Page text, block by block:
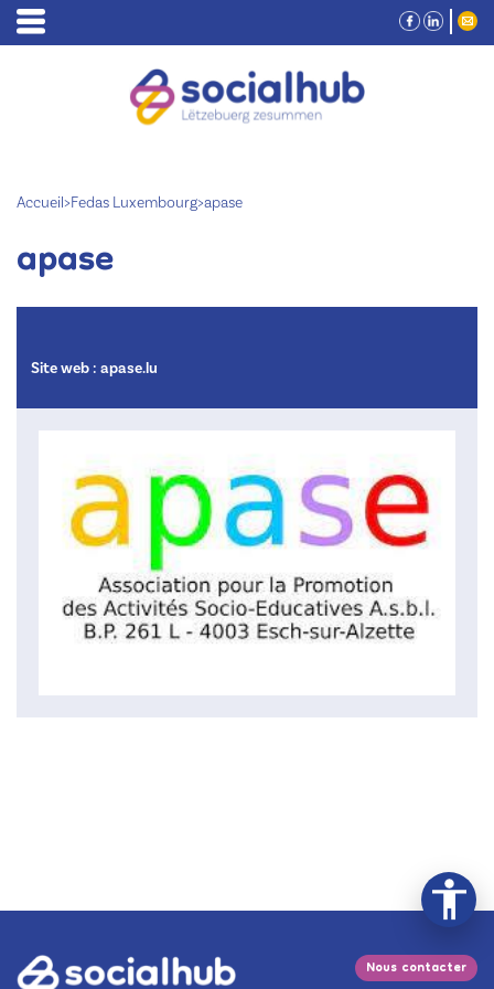
Accueil>Fedas Luxembourg>apase
apase
Site web : apase.lu
Nous contacter